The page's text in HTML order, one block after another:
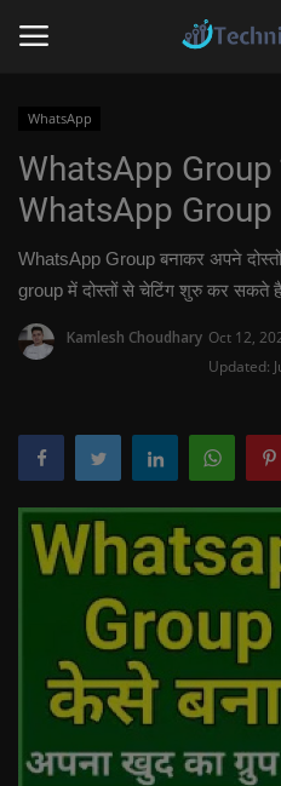
Home
Technology
Banking
Tips & Tricks
Questions
WhatsApp
WhatsApp Group
WhatsApp
WhatsApp Group बनाकर अपने
group में दोस्तों से चेटिंग शुरु कर सकते
Kamlesh Choudhary Oct 12,
Updated: